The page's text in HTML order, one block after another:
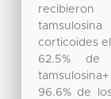
corticoides
62.5% de
96.6% de